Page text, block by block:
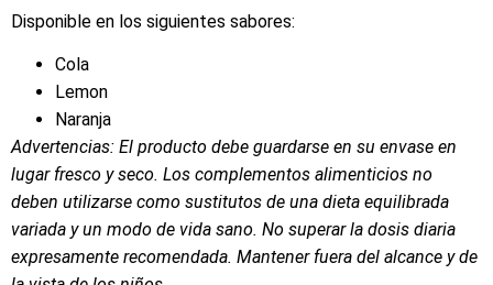
Disponible en los siguientes sabores:
Cola
Lemon
Naranja
Advertencias: El producto debe guardarse en su envase en
lugar fresco y seco. Los complementos alimenticios no
deben utilizarse como sustitutos de una dieta equilibrada
variada y un modo de vida sano. No superar la dosis diaria
expresamente recomendada. Mantener fuera del alcance y de